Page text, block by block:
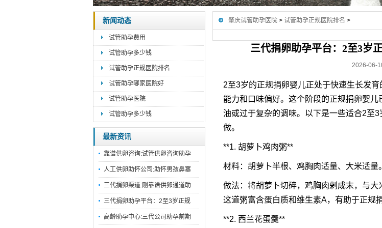
新闻动态
试管助孕费用
试管助孕多少钱
试管助孕正规医院排名
试管助孕哪家医院好
试管助孕医院
试管助孕多少钱
最新资讯
靠谱供卵咨询:试管供卵咨询助孕
人工供卵助怀公司:助怀男孩鼻塞
三代捐卵渠道:刚靠谱供卵通道助
三代捐卵助孕平台：2至3岁正规
高龄助孕中心:三代公司助孕前期
肇庆试管助孕医院 > 试管助孕正规医院排名 >
三代捐卵助孕平台：2至3岁
2026-06-
2至3岁的正规捐卵婴儿正处于快速生长发
能力和口味偏好。这个阶段的正规捐卵婴
油或过于复杂的调味。以下是一些适合2至
做。
**1. 胡萝卜鸡肉粥**
材料：胡萝卜半根、鸡胸肉适量、大米适量。
做法：将胡萝卜切碎，鸡胸肉剁成末，与大
这道粥富含蛋白质和维生素A，有助于正规
**2. 西兰花蛋羹**